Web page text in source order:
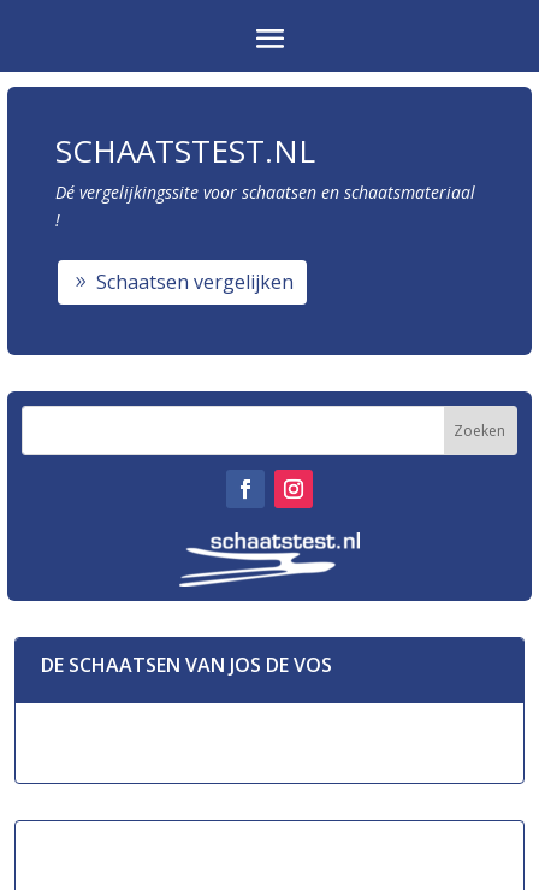
SCHAATSTEST.NL
Dé vergelijkingssite voor schaatsen en schaatsmateriaal
!
Schaatsen vergelijken
DE SCHAATSEN VAN JOS DE VOS